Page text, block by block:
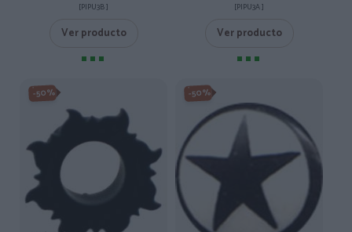
[PIPU3B ]
Ver producto
[PIPU3A ]
Ver producto
-50% -50%